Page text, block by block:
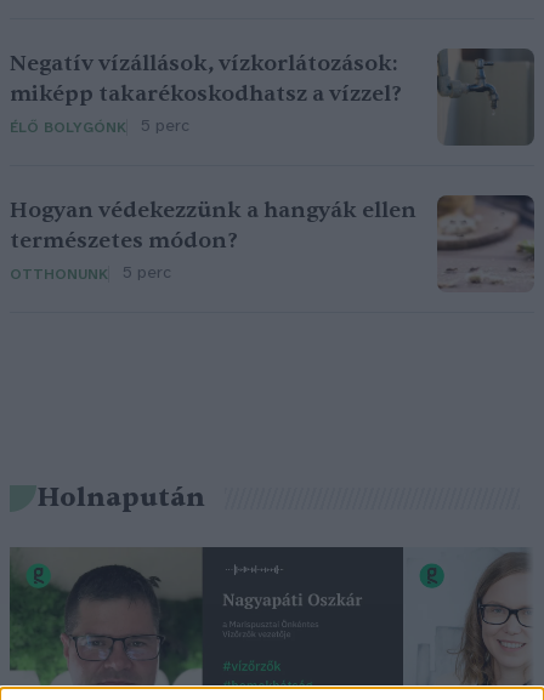
Negatív vízállások, vízkorlátozások:
miképp takarékoskodhatsz a vízzel?
ÉLŐ BOLYGÓNK 5 perc
Hogyan védekezzünk a hangyák ellen
természetes módon?
OTTHONUNK 5 perc
Holnapután